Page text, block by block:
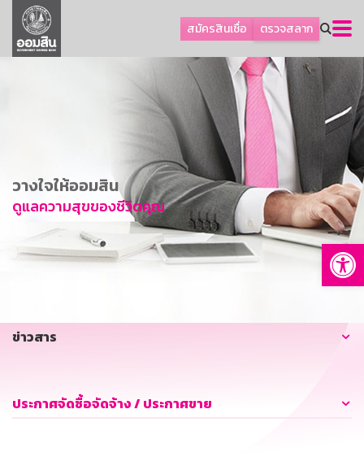
สมัครสินเชื่อ ตรวจสลาก
ลูกค้าธุรกิจ
ลูกค้าผู้ประกอบรายย่อย
การพัฒนาที่ยั่งยืน
ข่าวสาร
บริการทางการเงิน
อื่นๆ
วางใจให้ออมสิน
ดูแลความสุขของชีวิตคุณ
ข่าวสาร
ประกาศจัดซื้อจัดจ้าง / ประกาศขาย